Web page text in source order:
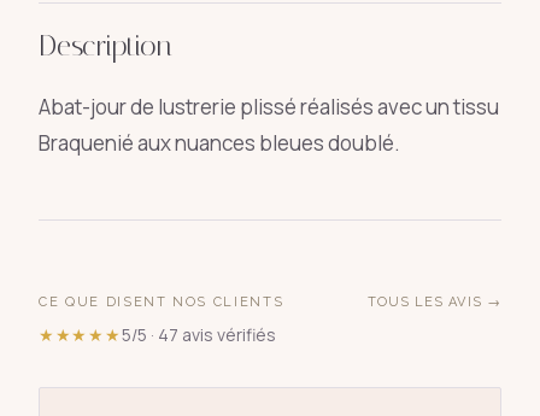
Description
Abat-jour de lustrerie plissé réalisés avec un tissu
Braquenié aux nuances bleues doublé.
CE QUE DISENT NOS CLIENTS
★★★★★5/5 · 47 avis vérifiés
TOUS LES AVIS →